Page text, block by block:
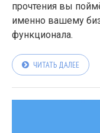
прочтения вы
именно вашему
функционала.
ЧИТАТЬ ДАЛЕЕ